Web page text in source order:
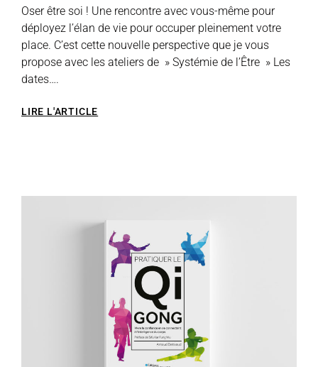
Oser être soi ! Une rencontre avec vous-même pour
déployez l’élan de vie pour occuper pleinement votre
place. C’est cette nouvelle perspective que je vous
propose avec les ateliers de » Systémie de l’Être » Les
dates….
LIRE L'ARTICLE